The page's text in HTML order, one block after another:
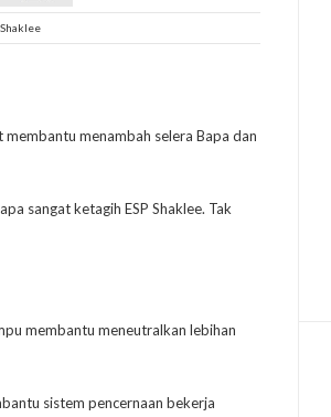
menambah selera Bapa dan
sangat ketagih ESP Shaklee. Tak
membantu meneutralkan lebihan
sistem pencernaan bekerja